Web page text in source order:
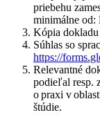
priebehu
minimálne
Kópia dokladu
Súhlas so
https://
Relevantné
podieľal resp.
o praxi v
štúdie.